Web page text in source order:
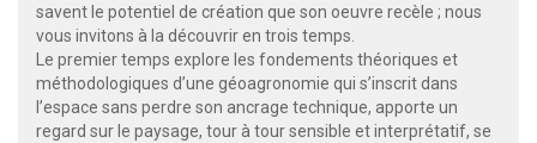
savent le potentiel de création que son oeuvre recèle ; nous
vous invitons à la découvrir en trois temps.
Le premier temps explore les fondements théoriques et
méthodologiques d’une géoagronomie qui s’inscrit dans
l’espace sans perdre son ancrage technique, apporte un
regard sur le paysage, tour à tour sensible et interprétatif, se